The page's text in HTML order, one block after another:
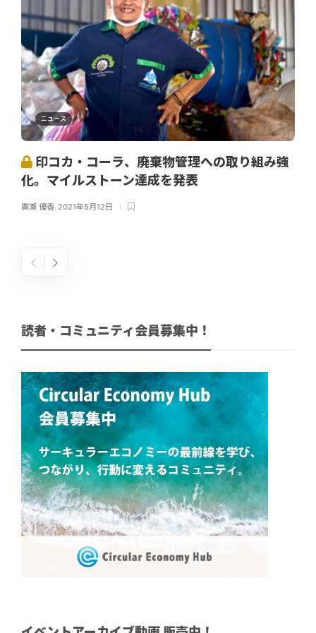
ニュース
印コカ・コーラ、廃棄物管理への取り組み強
化。マイルストーン達成を発表
廣瀬 優香, 2021年5月12日
読者・コミュニティ会員募集中！